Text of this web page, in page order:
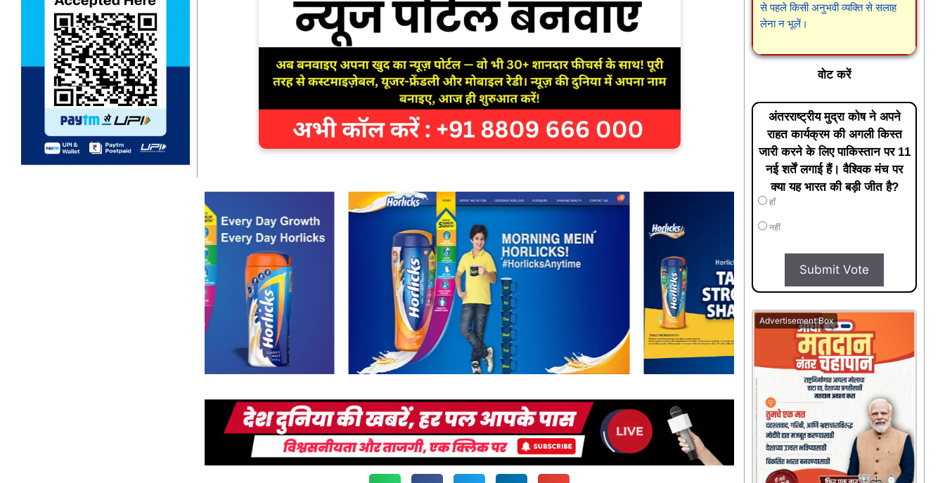
से पहले किसी अनुभवी व्यक्ति से सलाह
लेना न भूलें।
वोट करें
अंतरराष्ट्रीय मुद्रा कोष ने अपने
राहत कार्यक्रम की अगली किस्त
जारी करने के लिए पाकिस्तान पर 11
नई शर्तें लगाई हैं। वैश्विक मंच पर
क्या यह भारत की बड़ी जीत है?
हाँ
नहीं
Submit Vote
Advertisement Box